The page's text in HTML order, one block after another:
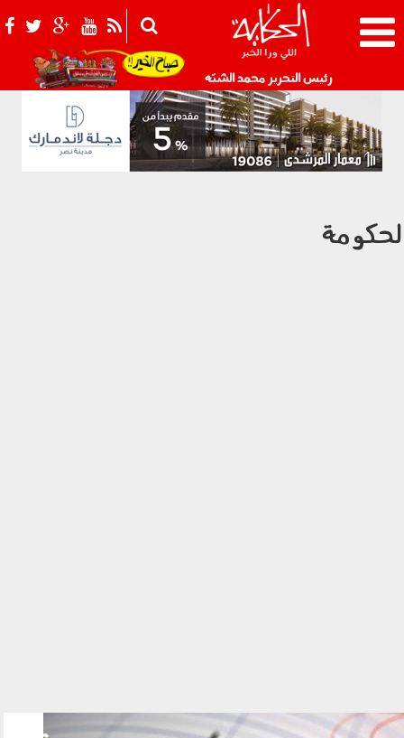
رئيس التحرير محمد الشبّه 021_2.png